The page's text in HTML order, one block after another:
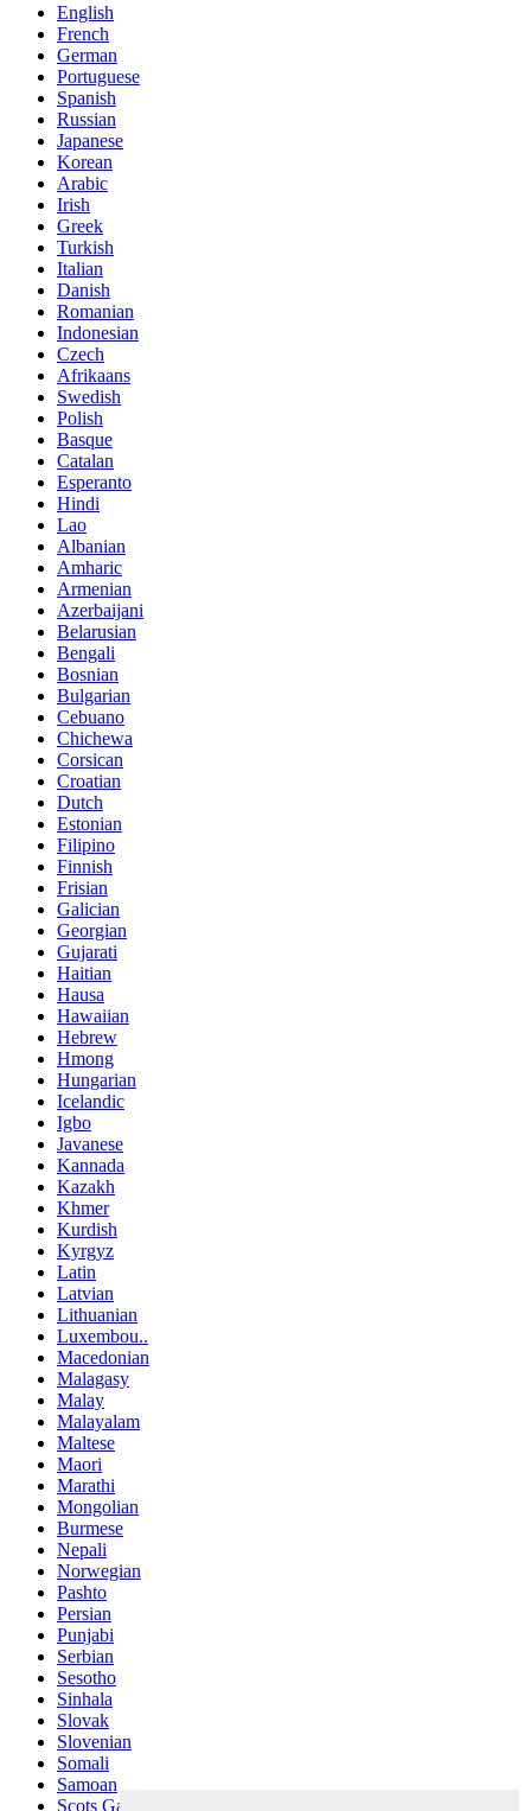
English
French
German
Portuguese
Spanish
Russian
Japanese
Korean
Arabic
Irish
Greek
Turkish
Italian
Danish
Romanian
Indonesian
Czech
Afrikaans
Swedish
Polish
Basque
Catalan
Esperanto
Hindi
Lao
Albanian
Amharic
Armenian
Azerbaijani
Belarusian
Bengali
Bosnian
Bulgarian
Cebuano
Chichewa
Corsican
Croatian
Dutch
Estonian
Filipino
Finnish
Frisian
Galician
Georgian
Gujarati
Haitian
Hausa
Hawaiian
Hebrew
Hmong
Hungarian
Icelandic
Igbo
Javanese
Kannada
Kazakh
Khmer
Kurdish
Kyrgyz
Latin
Latvian
Lithuanian
Luxembou..
Macedonian
Malagasy
Malay
Malayalam
Maltese
Maori
Marathi
Mongolian
Burmese
Nepali
Norwegian
Pashto
Persian
Punjabi
Serbian
Sesotho
Sinhala
Slovak
Slovenian
Somali
Samoan
Scots Gaelic